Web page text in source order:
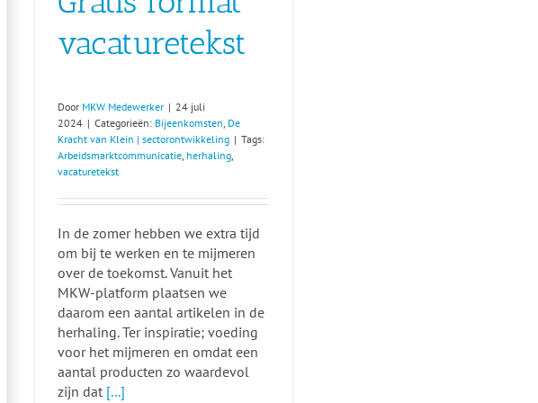
vacaturetekst
Door MKW Medewerker | 24 juli
2024 | Categorieën: Bijeenkomsten, De
Kracht van Klein | sectorontwikkeling | Tags:
Arbeidsmarktcommunicatie, herhaling,
vacaturetekst
In de zomer hebben we extra tijd
om bij te werken en te mijmeren
over de toekomst. Vanuit het
MKW-platform plaatsen we
daarom een aantal artikelen in de
herhaling. Ter inspiratie; voeding
voor het mijmeren en omdat een
aantal producten zo waardevol
zijn dat [...]